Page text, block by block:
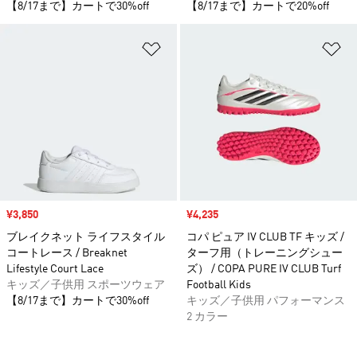
【8/17まで】カートで30%off
【8/17まで】カートで20%off
セール価格
¥3,850
ブレイクネット ライフスタイル
コートレース / Breaknet
Lifestyle Court Lace
キッズ／子供用 スポーツウェア
【8/17まで】カートで30%off
セール価格
¥4,235
コパ ピュア IV CLUB TF キッズ /
ターフ用（トレーニングシュー
ズ） / COPA PURE IV CLUB Turf
Football Kids
キッズ／子供用 パフォーマンス
2 カラー